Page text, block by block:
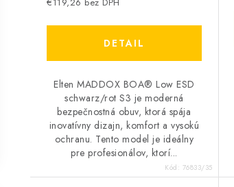
DETAIL
Elten MADDOX BOA® Low ESD
schwarz/rot S3 je moderná
bezpečnostná obuv, ktorá spája
inovatívny dizajn, komfort a vysokú
ochranu. Tento model je ideálny
pre profesionálov, ktorí...
Kód: 76833/35